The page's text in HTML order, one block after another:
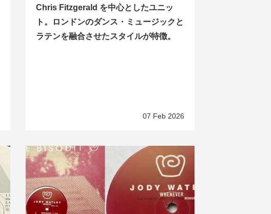
Chris Fitzgerald を中心としたユニッ
ト。ロンドンのダンス・ミュージックと
ラテンを融合させたスタイルが特徴。
07 Feb 2026